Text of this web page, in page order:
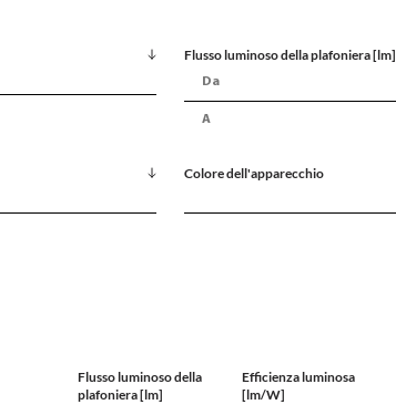
Flusso luminoso della plafoniera [lm]
Colore dell'apparecchio
Flusso luminoso della
plafoniera [lm]
Efficienza luminosa
[lm/W]